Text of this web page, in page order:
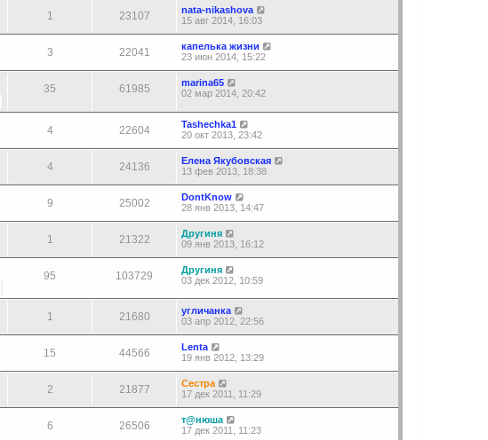
1 23107
nata-nikashova
15 авг 2014, 16:03
3 22041
капелька жизни
23 июн 2014, 15:22
35 61985
marina65
02 мар 2014, 20:42
4 22604
Tashechka1
20 окт 2013, 23:42
4 24136
Елена Якубовская
13 фев 2013, 18:38
9 25002
DontKnow
28 янв 2013, 14:47
1 21322
Другиня
09 янв 2013, 16:12
95 103729
Другиня
03 дек 2012, 10:59
1 21680
угличанка
03 апр 2012, 22:56
15 44566
Lenta
19 янв 2012, 13:29
2 21877
Сестра
17 дек 2011, 11:29
6 26506
т@нюша
17 дек 2011, 11:23